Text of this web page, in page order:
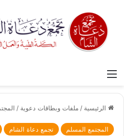
القائمة
الرئيسية / ملفات وبطاقات دعوية /
المجتمع المسلم تجمع دعاة الشام